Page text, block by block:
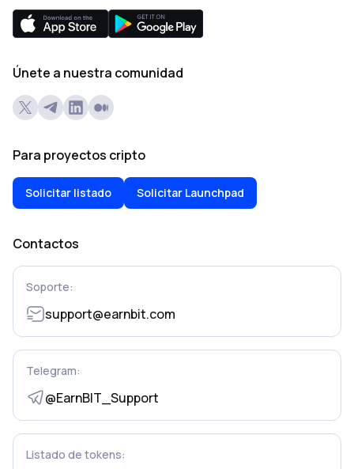
Únete a nuestra comunidad
Para proyectos cripto
Solicitar listado Solicitar Launchpad
Contactos
Soporte:
support@earnbit.com
Telegram:
@EarnBIT_Support
Listado de tokens: